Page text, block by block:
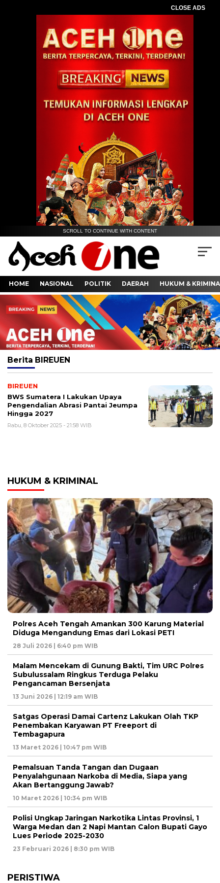
CLOSE ADS
SCROLL TO CONTINUE WITH CONTENT
HOME NASIONAL POLITIK DAERAH HUKUM &
Berita BIREUEN
BIREUEN
BWS Sumatera I Lakukan Upaya
Pengendalian Abrasi Pantai Jeumpa
Hingga 2027
Rabu, 8 Oktober 2025 - 21:58 WIB
HUKUM & KRIMINAL
Polres Aceh Tengah Amankan 300 Karung Material
Diduga Mengandung Emas dari Lokasi PETI
28 Juli 2026 | 6:40 pm WIB
Malam Mencekam di Gunung Bakti, Tim URC Polres
Subulussalam Ringkus Terduga Pelaku
Pengancaman Bersenjata
13 Juni 2026 | 12:19 am WIB
Satgas Operasi Damai Cartenz Lakukan Olah TKP
Penembakan Karyawan PT Freeport di
Tembagapura
13 Maret 2026 | 10:47 pm WIB
Pemalsuan Tanda Tangan dan Dugaan
Penyalahgunaan Narkoba di Media, Siapa yang
Akan Bertanggung Jawab?
10 Maret 2026 | 10:34 pm WIB
Polisi Ungkap Jaringan Narkotika Lintas Provinsi, 1
Warga Medan dan 2 Napi Mantan Calon Bupati Gayo
Lues Periode 2025-2030
23 Februari 2026 | 8:30 pm WIB
PERISTIWA